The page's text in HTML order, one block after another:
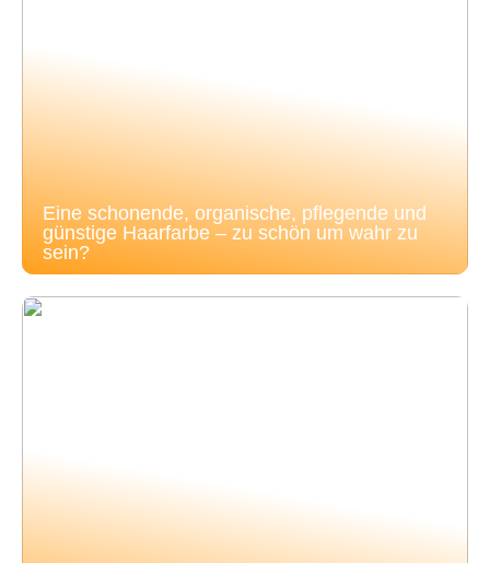
Eine schonende, organische, pflegende und
günstige Haarfarbe – zu schön um wahr zu
sein?